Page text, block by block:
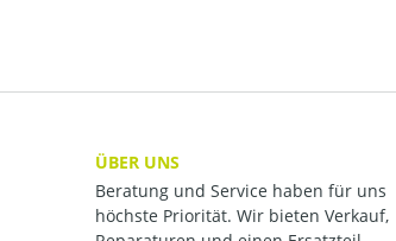
ÜBER UNS
Beratung und Service haben für uns
höchste Priorität. Wir bieten Verkauf,